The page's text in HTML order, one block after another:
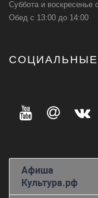
Суббота и воскресенье
Обед с 13:00 до 14:00